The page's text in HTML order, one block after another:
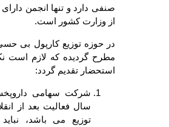
صنفی دارد و تنها انجمن
از وزارت کشور است.
در حوزه توزیع کارپول بی
مطرح گردیده که لازم است
استحضار تقدیم گردد:
سال فعالیت بعد از
توزیع می باشد، نباید